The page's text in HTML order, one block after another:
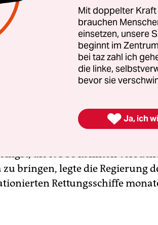
Innenminister Horst
seien sich bei Fragen von
einig“, verkündete Seehofers
sah so aus, dass er wahr
nur gedroht hatten: Er schloss
das Land Hunderttausende
Jetzt mussten
die NGOs könnten
bringen, legte die Regierung
Rettungsschiffe
Mit doppelter
brauchen
einsetzen, unsere
beginnt im
bei taz zahl ich
die linke,
bevor sie
 Ja, ich